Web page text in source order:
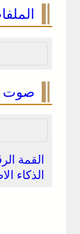
صوت
القمة
الذكاء